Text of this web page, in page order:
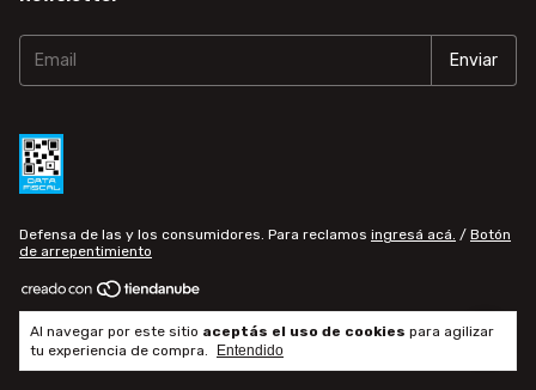
Al navegar por este sitio aceptás el uso de cookies para agilizar
tu experiencia de compra.
Entendido
Defensa de las y los consumidores. Para reclamos ingresá acá. / Botón
de arrepentimiento
Copyright horse3d - 20347160785 - 2026. Todos los derechos
reservados.